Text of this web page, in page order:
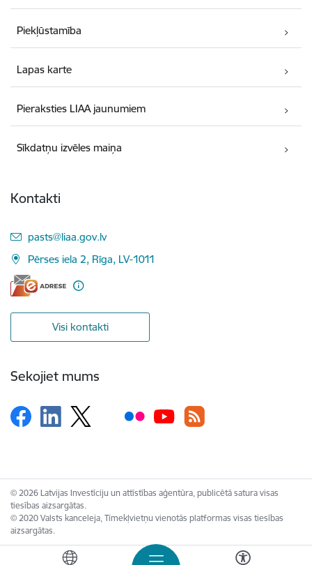
Piekļūstamība
Lapas karte
Pieraksties LIAA jaunumiem
Sīkdatņu izvēles maiņa
Kontakti
E-pasts:
pasts@liaa.gov.lv
Pērses iela 2, Rīga, LV-1011
Visi kontakti
Sekojiet mums
© 2026 Latvijas Investīciju un attīstības aģentūra, publicētā satura visas
tiesības aizsargātas.
© 2020 Valsts kanceleja, Tīmekļvietņu vienotās platformas visas tiesības
aizsargātas.